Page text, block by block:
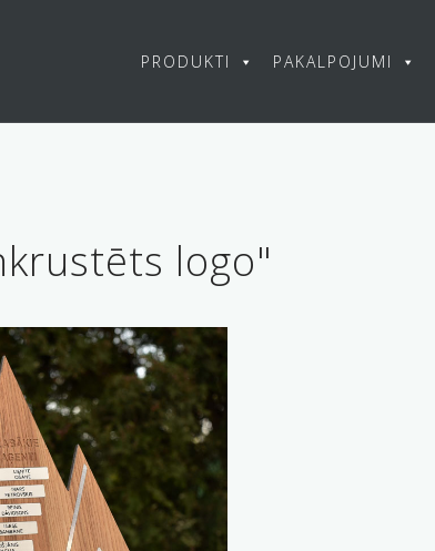
PRODUKTI PAKALPOJUMI
logo"